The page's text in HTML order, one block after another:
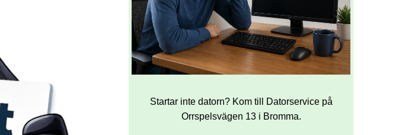
Startar inte datorn? Kom till Datorservice på
Orrspelsvägen 13 i Bromma.